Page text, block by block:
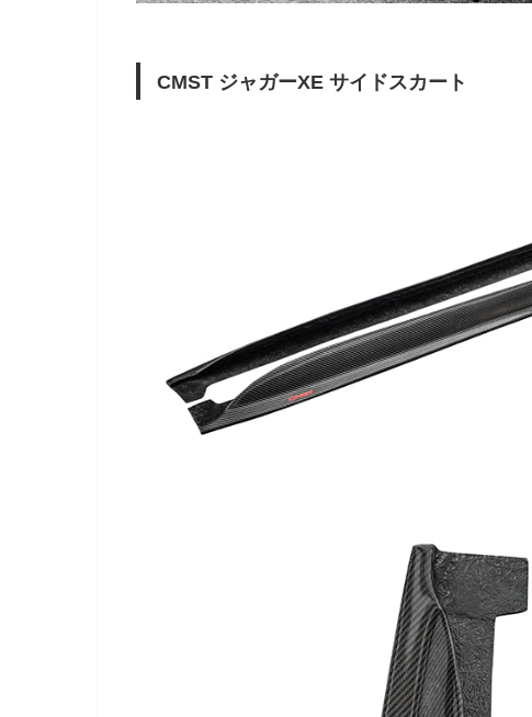
CMST ジャガーXE サイドスカート